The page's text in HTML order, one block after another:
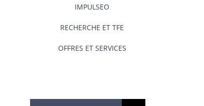
IMPULSEO
RECHERCHE ET TFE
OFFRES ET SERVICES